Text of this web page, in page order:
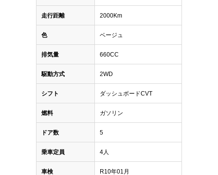
走行距離 2000Km
色 ベージュ
排気量 660CC
駆動方式 2WD
シフト ダッシュボードCVT
燃料 ガソリン
ドア数 5
乗車定員 4人
車検 R10年01月